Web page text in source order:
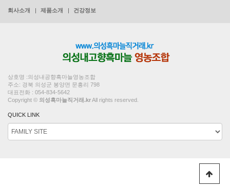
회사소개 제품소개 건강정보
상호명 :의성내공향흑마늘영농조합
주소: 경북 의성군 봉양면 문흥리 798
대표전화 : 054-834-5642
Copyright © 의성흑마늘직거래.krAll rights reserved.
QUICK LINK